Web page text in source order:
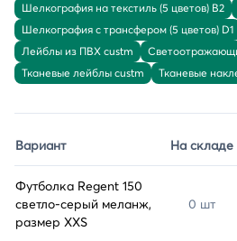
Шелкография на текстиль (5 цветов) B2
Шелкография с трансфером (5 цветов) D1
Лейблы из ПВХ custm
Тканевые лейблы custm
Тканевые
Вариант На складе
Футболка Regent 150
светло-серый меланж,
размер XXS
0 шт